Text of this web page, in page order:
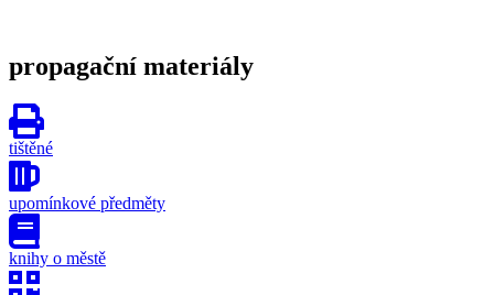
propagační materiály
tištěné
upomínkové předměty
knihy o městě